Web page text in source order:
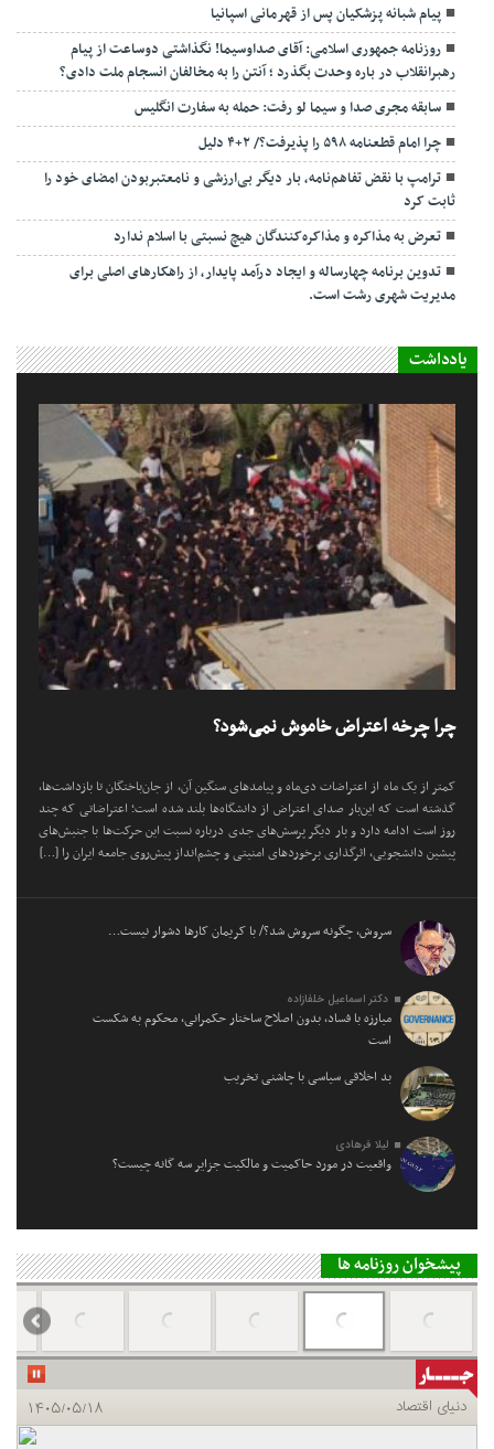
پیام شبانه پزشکیان پس از قهرمانی اسپانیا
روزنامه جمهوری اسلامی: آقای صداوسیما! نگذاشتی دوساعت از پیام
رهبرانقلاب در باره وحدت بگذرد ؛ آنتن را به مخالفان انسجام ملت دادی؟
سابقه مجری صدا و سیما لو رفت: حمله به سفارت انگلیس
چرا امام قطعنامه ۵۹۸ را پذیرفت؟/ ۲+۴ دلیل
ترامپ با نقض تفاهم‌نامه، بار دیگر بی‌ارزشی و نامعتبربودن امضای خود را
ثابت کرد
تعرض به مذاکره و مذاکره‌کنندگان هیچ نسبتی با اسلام ندارد
تدوین برنامه چهارساله و ایجاد درآمد پایدار، از راهکارهای اصلی برای
مدیریت شهری رشت است.
یادداشت
چرا چرخه اعتراض خاموش نمی‌شود؟
کمتر از یک ماه از اعتراضات دی‌ماه و پیامد‌های سنگین آن، از جان‌باختگان تا بازداشت‌ها،
گذشته است که این‌بار صدای اعتراض از دانشگاه‌ها بلند شده است؛ اعتراضاتی که چند
روز است ادامه دارد و بار دیگر پرسش‌های جدی درباره نسبت این حرکت‌ها با جنبش‌های
پیشین دانشجویی، اثرگذاری برخورد‌های امنیتی و چشم‌انداز پیش‌روی جامعه ایران را […]
سروش، چگونه سروش شد؟/ با کریمان کارها دشوار نیست…
دکتر اسماعیل خلفازاده
مبارزه با فساد، بدون اصلاح ساختار حکمرانی، محکوم به شکست
است
بد اخلاقی سیاسی با چاشنی تخریب
لیلا فرهادی
واقعیت در مورد حاکمیت و مالکیت جزایر سه گانه چیست؟
پیشخوان روزنامه ها